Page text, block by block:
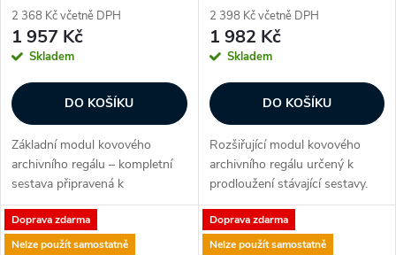
2 368 Kč včetně DPH
1 957 Kč
Skladem
DO KOŠÍKU
Základní modul kovového
archivního regálu – kompletní
sestava připravená k
okamžitému použití. Ideální
volba pro kanceláře, sklady
spisů nebo firemní archivy, kde
2 398 Kč včetně DPH
1 982 Kč
Skladem
DO KOŠÍKU
Rozšiřující modul kovového
archivního regálu určený k
prodloužení stávající sestavy.
Obsahuje pouze jeden boční
rám – při budování nové
sestavy vždy začněte základním
Doprava zdarma
Nelze použít samostatně
Doprava zdarma
Nelze použít samostatně